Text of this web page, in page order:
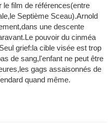
le film de références(entre
Septième Sceau).Arnold
une descente
pouvoir du cinméa
grief:la cible visée est trop
de sang,l'enfant ne peut être
gags assaisonnés de
quand même.